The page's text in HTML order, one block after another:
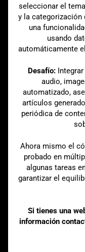
seleccionar el
y la categorización
una
usando
automáticamente
Desafío:
audio,
automatizado,
artículos
periódica de
Ahora mismo el
probado en
algunas tareas
garantizar el
Si tienes una
información